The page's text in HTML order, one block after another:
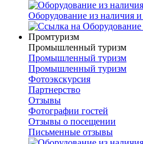
Оборудование из наличия
Промтуризм
Промышленный туризм
Промышленный туризм
Промышленный туризм
Фотоэкскурсия
Партнерство
Отзывы
Фотографии гостей
Отзывы о посещении
Письменные отзывы